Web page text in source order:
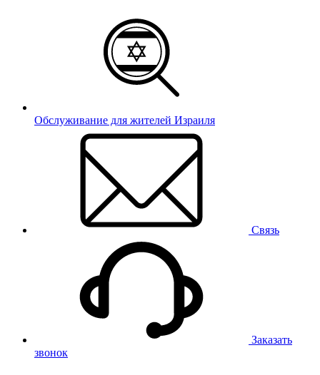
Обслуживание для жителей Израиля
Связь
Заказать
звонок